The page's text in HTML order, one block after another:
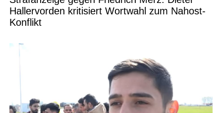
Hallervorden kritisiert Wortwahl zum Nahost-
Konflikt